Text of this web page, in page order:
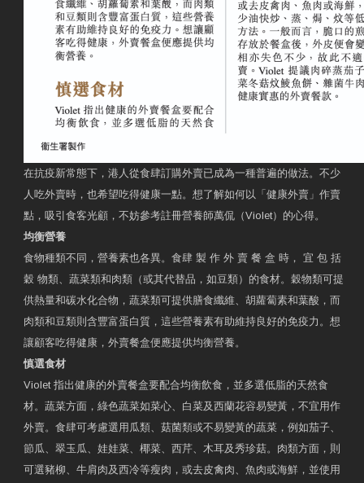
在抗疫新常態下，港人從食肆訂購外賣已成為一種普遍的做法。不少
人吃外賣時，也希望吃得健康一點。想了解如何以「健康外賣」作賣
點，吸引食客光顧，不妨參考註冊營養師萬侃（Violet）的心得。
均衡營養
食物種類不同，營養素也各異。食肆 製 作 外 賣 餐 盒 時， 宜 包 括
穀 物類、蔬菜類和肉類（或其代替品，如豆類）的食材。穀物類可提
供熱量和碳水化合物，蔬菜類可提供膳食纖維、胡蘿蔔素和葉酸，而
肉類和豆類則含豐富蛋白質，這些營養素有助維持良好的免疫力。想
讓顧客吃得健康，外賣餐盒便應提供均衡營養。
慎選食材
Violet 指出健康的外賣餐盒要配合均衡飲食，並多選低脂的天然食
材。蔬菜方面，綠色蔬菜如菜心、白菜及西蘭花容易變黃，不宜用作
外賣。食肆可考慮選用瓜類、菇菌類或不易變黃的蔬菜，例如茄子、
節瓜、翠玉瓜、娃娃菜、椰菜、西芹、木耳及秀珍菇。肉類方面，則
可選豬柳、牛肩肉及西冷等瘦肉，或去皮禽肉、魚肉或海鮮，並使用